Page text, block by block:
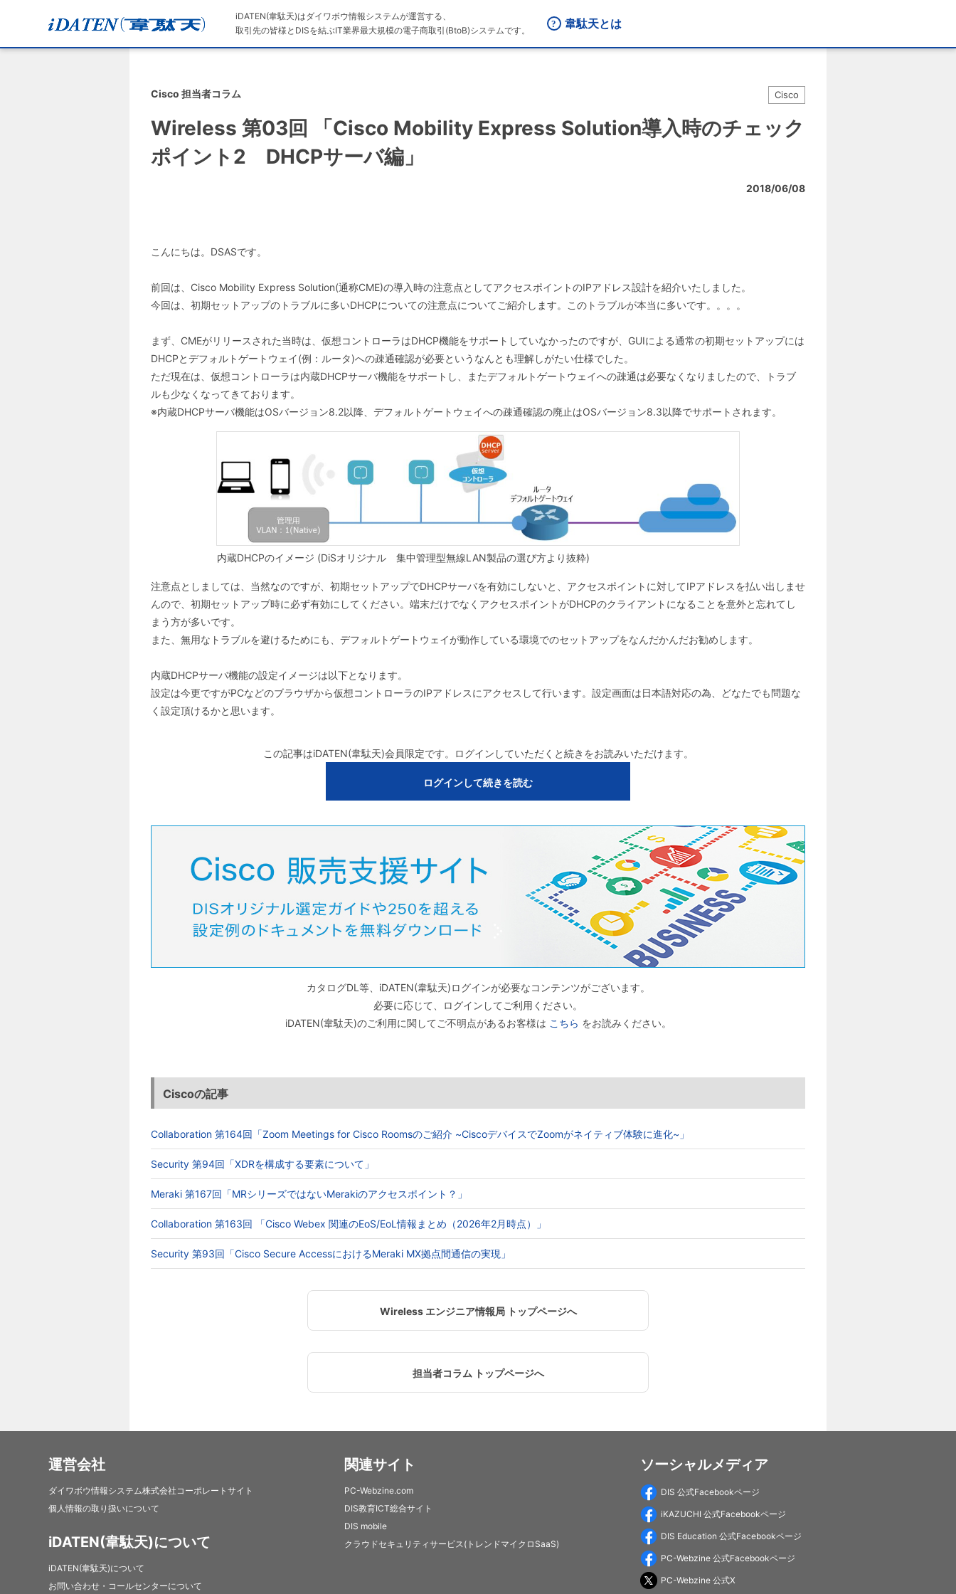
iDATEN(韋駄天)はダイワボウ情報システムが運営する、
取引先の皆様とDISを結ぶIT業界最大規模の電子商取引(BtoB)システムです。
韋駄天とは
Cisco 担当者コラム Cisco
Wireless 第03回 「Cisco Mobility Express Solution導入時のチェック
ポイント2 DHCPサーバ編」
2018/06/08
こんにちは。DSASです。
前回は、Cisco Mobility Express Solution(通称CME)の導入時の注意点としてアクセスポイントのIPアドレス設計を紹介いたしました。
今回は、初期セットアップのトラブルに多いDHCPについての注意点についてご紹介します。このトラブルが本当に多いです。。。。
まず、CMEがリリースされた当時は、仮想コントローラはDHCP機能をサポートしていなかったのですが、GUIによる通常の初期セットアップには
DHCPとデフォルトゲートウェイ(例：ルータ)への疎通確認が必要というなんとも理解しがたい仕様でした。
ただ現在は、仮想コントローラは内蔵DHCPサーバ機能をサポートし、またデフォルトゲートウェイへの疎通は必要なくなりましたので、トラブ
ルも少なくなってきております。
※内蔵DHCPサーバ機能はOSバージョン8.2以降、デフォルトゲートウェイへの疎通確認の廃止はOSバージョン8.3以降でサポートされます。
内蔵DHCPのイメージ (DiSオリジナル 集中管理型無線LAN製品の選び方より抜粋)
注意点としましては、当然なのですが、初期セットアップでDHCPサーバを有効にしないと、アクセスポイントに対してIPアドレスを払い出しませ
んので、初期セットアップ時に必ず有効にしてください。端末だけでなくアクセスポイントがDHCPのクライアントになることを意外と忘れてし
まう方が多いです。
また、無用なトラブルを避けるためにも、デフォルトゲートウェイが動作している環境でのセットアップをなんだかんだお勧めします。
内蔵DHCPサーバ機能の設定イメージは以下となります。
設定は今更ですがPCなどのブラウザから仮想コントローラのIPアドレスにアクセスして行います。設定画面は日本語対応の為、どなたでも問題な
く設定頂けるかと思います。
この記事はiDATEN(韋駄天)会員限定です。ログインしていただくと続きをお読みいただけます。
ログインして続きを読む
カタログDL等、iDATEN(韋駄天)ログインが必要なコンテンツがございます。
必要に応じて、ログインしてご利用ください。
iDATEN(韋駄天)のご利用に関してご不明点があるお客様は こちら をお読みください。
Ciscoの記事
Collaboration 第164回「Zoom Meetings for Cisco Roomsのご紹介 ~CiscoデバイスでZoomがネイティブ体験に進化~」
Security 第94回「XDRを構成する要素について」
Meraki 第167回「MRシリーズではないMerakiのアクセスポイント？」
Collaboration 第163回 「Cisco Webex 関連のEoS/EoL情報まとめ（2026年2月時点）」
Security 第93回「Cisco Secure AccessにおけるMeraki MX拠点間通信の実現」
Wireless エンジニア情報局 トップページへ
担当者コラム トップページへ
運営会社
ダイワボウ情報システム株式会社コーポレートサイト
個人情報の取り扱いについて
iDATEN(韋駄天)について
iDATEN(韋駄天)について
お問い合わせ・コールセンターについて
関連サイト
PC-Webzine.com
DIS教育ICT総合サイト
DIS mobile
クラウドセキュリティサービス(トレンドマイクロSaaS)
ソーシャルメディア
DIS 公式Facebookページ
iKAZUCHI 公式Facebookページ
DIS Education 公式Facebookページ
PC-Webzine 公式Facebookページ
PC-Webzine 公式X